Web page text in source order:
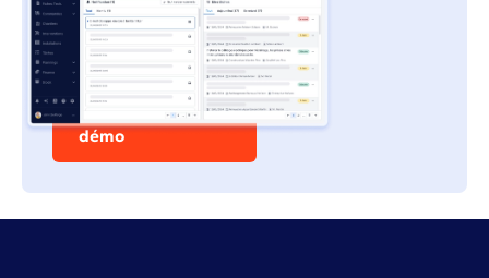
Reprenez le contrôle sur
la gestion de vos
chantiers et de votre
entreprise
Demander une
démo